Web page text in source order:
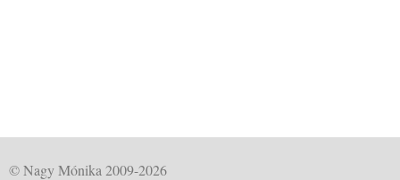
© Nagy Mónika 2009-2026